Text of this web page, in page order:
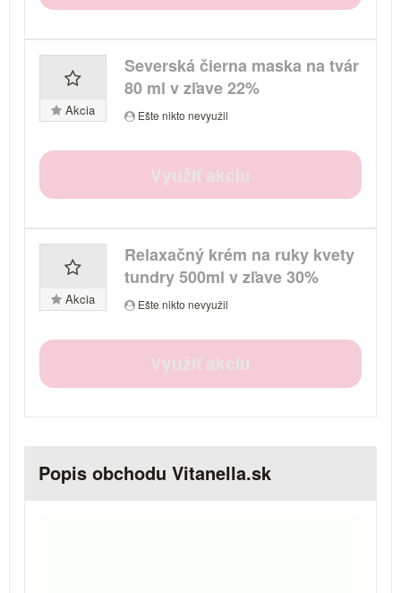
Akcia
Severská čierna maska na tvár
80 ml v zľave 22%
Ešte nikto nevyužil
Využiť akciu
Akcia
Relaxačný krém na ruky kvety
tundry 500ml v zľave 30%
Ešte nikto nevyužil
Využiť akciu
Popis obchodu Vitanella.sk